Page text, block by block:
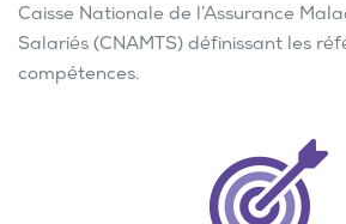
Caisse Nationale de l’Assurance
Salariés (CNAMTS) définissant les
compétences.